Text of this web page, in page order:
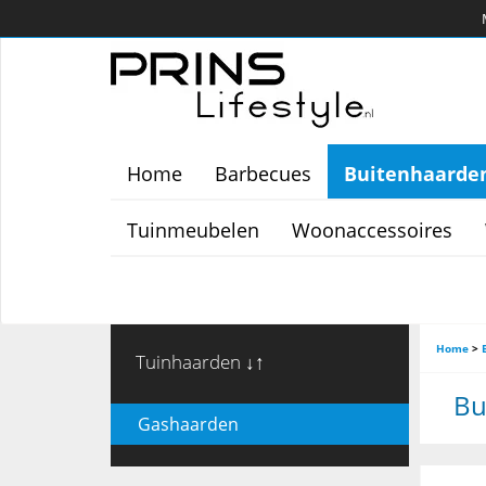
Home Barbecues
Tuinmeubelen Woonaccessoires
Tuinhaarden ↓↑
Gashaarden
Home >